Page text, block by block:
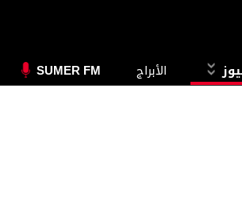
الأبراج SUMER FM